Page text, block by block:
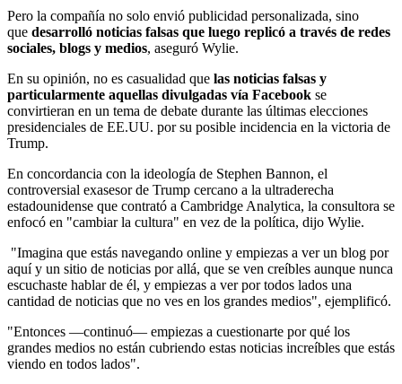
Pero la compañía no solo envió publicidad personalizada, sino
que desarrolló noticias falsas que luego replicó a través de redes
sociales, blogs y medios, aseguró Wylie.
En su opinión, no es casualidad que las noticias falsas y
particularmente aquellas divulgadas vía Facebook se
convirtieran en un tema de debate durante las últimas elecciones
presidenciales de EE.UU. por su posible incidencia en la victoria de
Trump.
En concordancia con la ideología de Stephen Bannon, el
controversial exasesor de Trump cercano a la ultraderecha
estadounidense que contrató a Cambridge Analytica, la consultora se
enfocó en "cambiar la cultura" en vez de la política, dijo Wylie.
"Imagina que estás navegando online y empiezas a ver un blog por
aquí y un sitio de noticias por allá, que se ven creíbles aunque nunca
escuchaste hablar de él, y empiezas a ver por todos lados una
cantidad de noticias que no ves en los grandes medios", ejemplificó.
"Entonces —continuó— empiezas a cuestionarte por qué los
grandes medios no están cubriendo estas noticias increíbles que estás
viendo en todos lados".